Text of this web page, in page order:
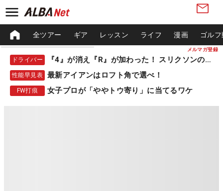
メルマガ登録
全ツアー ギア レッスン ライフ 漫画 ゴル
ドライバー 『4』が消え『R』が加わった！ スリクソンの新作
性能早見表 最新アイアンはロフト角で選べ！
FW打痕 女子プロが「ややトウ寄り」に当てるワケ